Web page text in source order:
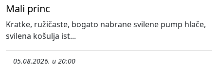
Mali princ
Kratke, ružičaste, bogato nabrane svilene pump hlače,
svilena košulja ist...
05.08.2026. u 20:00